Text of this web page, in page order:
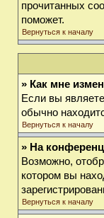
прочитанных
поможет.
Вернуться к началу
» Как мне
Если вы
обычно
Вернуться к началу
» На
Возможно,
котором вы
Вернуться к началу